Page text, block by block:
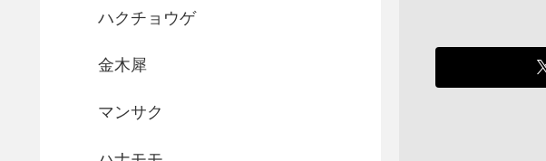
ハクチョウゲ
金木犀
マンサク